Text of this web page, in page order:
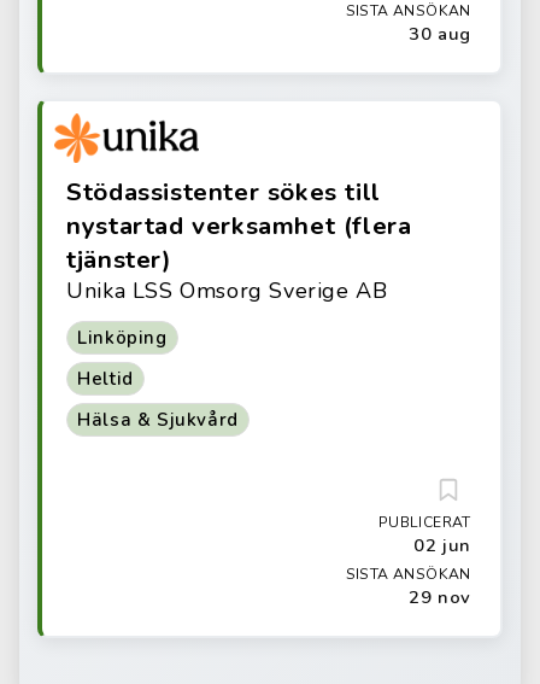
SISTA ANSÖKAN
30 aug
Stödassistenter sökes till
nystartad verksamhet (flera
tjänster)
Unika LSS Omsorg Sverige AB
Linköping
Heltid
Hälsa & Sjukvård
PUBLICERAT
02 jun
SISTA ANSÖKAN
29 nov